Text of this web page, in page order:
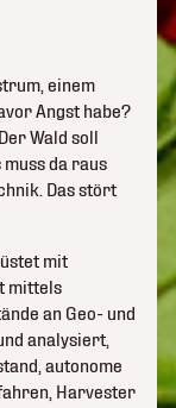
einem
Angst habe?
Wald soll
da raus
Das stört
mit
mittels
an Geo- und
analysiert,
autonome
Harvester